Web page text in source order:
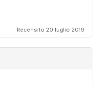
Recensito 20 luglio 2019